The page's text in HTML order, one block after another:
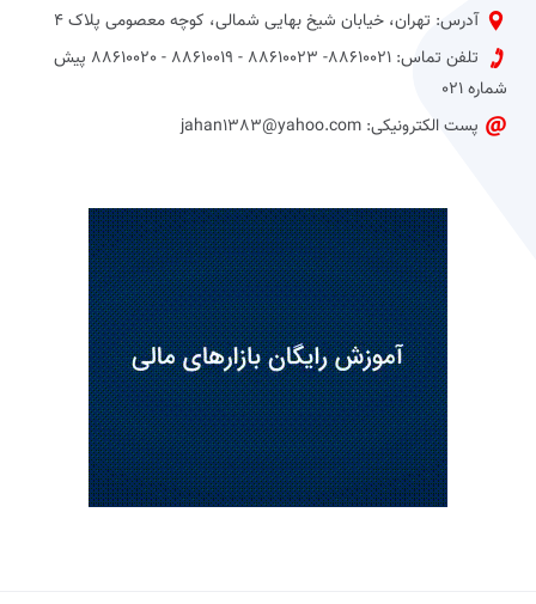
آدرس: تهران، خیابان شیخ بهایی شمالی، کوچه معصومی پلاک 4
تلفن تماس: 88610021- 88610023 - 88610019 - 88610020 پیش
شماره 021
پست الکترونیکی: jahan1383@yahoo.com